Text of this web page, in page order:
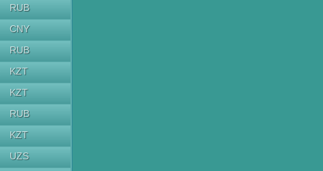
RUB
CNY
RUB
KZT
KZT
RUB
KZT
UZS